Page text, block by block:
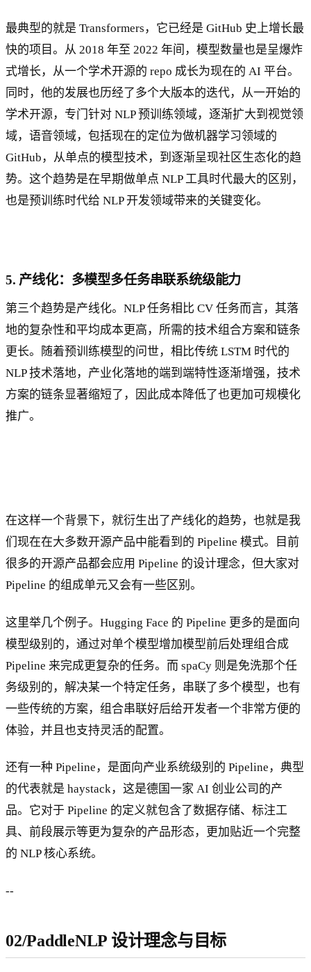
最典型的就是 Transformers，它已经是 GitHub 史上增长最
快的项目。从 2018 年至 2022 年间，模型数量也是呈爆炸
式增长，从一个学术开源的 repo 成长为现在的 AI 平台。
同时，他的发展也历经了多个大版本的迭代，从一开始的
学术开源，专门针对 NLP 预训练领域，逐渐扩大到视觉领
域，语音领域，包括现在的定位为做机器学习领域的
GitHub，从单点的模型技术，到逐渐呈现社区生态化的趋
势。这个趋势是在早期做单点 NLP 工具时代最大的区别，
也是预训练时代给 NLP 开发领域带来的关键变化。
5. 产线化：多模型多任务串联系统级能力
第三个趋势是产线化。NLP 任务相比 CV 任务而言，其落
地的复杂性和平均成本更高，所需的技术组合方案和链条
更长。随着预训练模型的问世，相比传统 LSTM 时代的
NLP 技术落地，产业化落地的端到端特性逐渐增强，技术
方案的链条显著缩短了，因此成本降低了也更加可规模化
推广。
在这样一个背景下，就衍生出了产线化的趋势，也就是我
们现在在大多数开源产品中能看到的 Pipeline 模式。目前
很多的开源产品都会应用 Pipeline 的设计理念，但大家对
Pipeline 的组成单元又会有一些区别。
这里举几个例子。Hugging Face 的 Pipeline 更多的是面向
模型级别的，通过对单个模型增加模型前后处理组合成
Pipeline 来完成更复杂的任务。而 spaCy 则是免洗那个任
务级别的，解决某一个特定任务，串联了多个模型，也有
一些传统的方案，组合串联好后给开发者一个非常方便的
体验，并且也支持灵活的配置。
还有一种 Pipeline，是面向产业系统级别的 Pipeline，典型
的代表就是 haystack，这是德国一家 AI 创业公司的产
品。它对于 Pipeline 的定义就包含了数据存储、标注工
具、前段展示等更为复杂的产品形态，更加贴近一个完整
的 NLP 核心系统。
--
02/PaddleNLP 设计理念与目标